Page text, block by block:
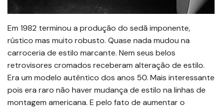
Em 1982 terminou a produção do sedã imponente,
rústico mas muito robusto. Quase nada mudou na
carroceria de estilo marcante. Nem seus belos
retrovisores cromados receberam alteração de estilo.
Era um modelo autêntico dos anos 50. Mais interessante
pois era raro não haver mudança de estilo na linhas de
montagem americana. E pelo fato de aumentar o